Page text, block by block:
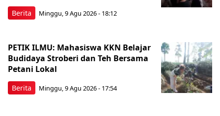
Berita Minggu, 9 Agu 2026 - 18:12
Berita
PETIK ILMU: Mahasiswa KKN Belajar
Budidaya Stroberi dan Teh Bersama
Petani Lokal
Minggu, 9 Agu 2026 - 17:54